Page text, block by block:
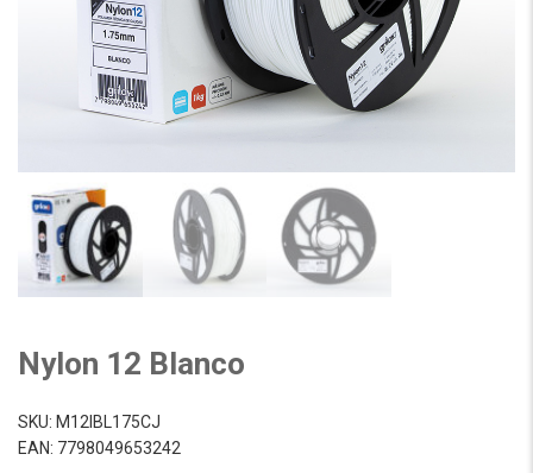
Nylon 12 Blanco
SKU: M12IBL175CJ
EAN: 7798049653242